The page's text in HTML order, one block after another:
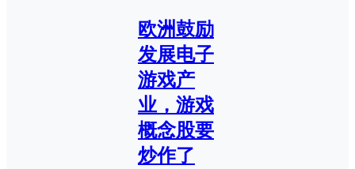
欧洲鼓励
发展电子
游戏产
业，游戏
概念股要
炒作了